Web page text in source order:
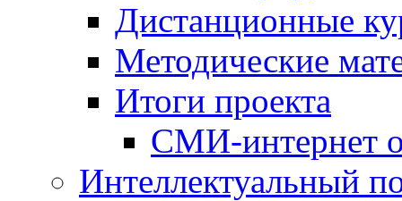
Дистанционные
Методические
Итоги проекта
СМИ-интернет
Интеллектуальный